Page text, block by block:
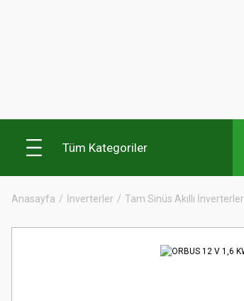
Tüm Kategoriler
Anasayfa İnverterler Tam Sinüs Akıllı İnverterler